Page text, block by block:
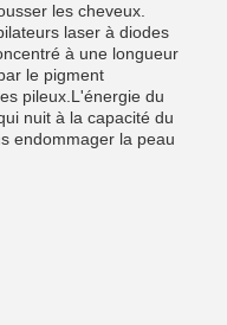
les cheveux.
laser à diodes
à une longueur
le pigment
pileux.L'énergie du
nuit à la capacité du
endommager la peau